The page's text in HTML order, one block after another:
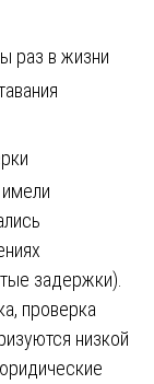
раз в жизни
задержки).
проверка
низкой